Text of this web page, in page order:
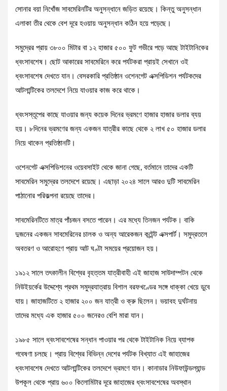
সোনার বয়া নিখোঁজ সাবমেরিনটির অনুসন্ধানে জড়িত রয়েছে। কিন্তু অনুসন্ধান
এলাকা তীর থেকে বেশ দূরে হওয়ায় অনুসন্ধান কঠিন হয়ে পড়েছে।
সমুদ্রের প্রায় ৩৮০০ মিটার বা ১২ হাজার ৫০০ ফুট গভীরে পড়ে আছে টাইটানিকের
ধ্বংসাবশেষ। ছোট আকারের সাবমেরিনে করে পর্যটকরা প্রায়ই সেখানে ওই
ধ্বংসাবশেষ দেখতে যান। বেসরকারি প্রতিষ্ঠান ওশেনগেট এক্সপিডিশন পর্যটকদের
আটলান্টিকের তলদেশে নিয়ে যাওয়ার কাজ করে থাকে।
ধ্বংসস্তূপের কাছে যাওয়ার জন্য কয়েক দিনের ভ্রমণে হাজার হাজার ডলার ব্যয়
হয়। ৮দিনের ভ্রমণের জন্য একজন যাত্রীর কাছে থেকে ২ লাখ ৫০ হাজার ডলার
নিয়ে থাকেন প্রতিষ্ঠানটি।
ওশেনগেট এক্সপিডিশনের ওয়েবসাইট থেকে জানা গেছে, বর্তমানে তাদের একটি
সাবমেরিন সমুদ্রের তলদেশে রয়েছে। এছাড়া ২০২৪ সালে আরও দুটি সাবমেরিন
পাঠানোর পরিকল্পনা রয়েছে তাদের।
সাবমেরিনটিতে মাত্র পাঁচজন বসতে পারেন। এর মধ্যে তিনজন পর্যটক। বাকি
দুজনের একজন সাবমেরিনের চালক ও অন্য আরেকজন কন্টেন্ট এক্সপার্ট। সমুদ্রতলে
অবতরণ ও আরোহণে প্রায় আট ঘণ্টা সময়ের প্রয়োজন হয়।
১৯১২ সালে তৎকালীন বিশ্বের বৃহত্তম যাত্রীবাহী এই জাহাজ সাউদাম্পটন থেকে
নিউইয়র্কের উদ্দেশ্যে প্রথম সমুদ্রযাত্রায় বিশাল বরফখণ্ডের সঙ্গে ধাক্কা খেয়ে ডুবে
যায়। জাহাজটিতে ২ হাজার ২০০ জন যাত্রী ও ক্রু ছিলেন। ভয়াবহ দুর্ঘটনায়
তাদের মধ্যে এক হাজার ৫০০ জনেরও বেশি মারা যান।
১৯৮৫ সালে ধ্বংসাবশেষের সন্ধান পাওয়ার পর থেকে টাইটানিক নিয়ে ব্যাপক
গবেষণা চলছে। প্রায় বিশ্বের বিভিন্ন দেশের পর্যটক বিখ্যাত এই জাহাজের
ধ্বংসাবশেষ দেখতে আটলান্টিকের তলদেশে ভ্রমণে যান। কানাডার নিউফাউন্ডল্যান্ড
উপকূল থেকে প্রায় ৬০০ কিলোমিটার দূরে জাহাজের ধ্বংসাবশেষের অবস্থান